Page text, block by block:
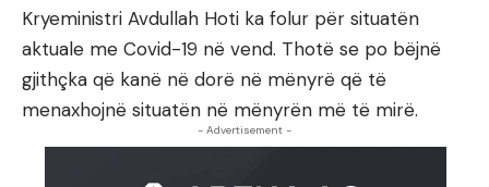
Kryeministri Avdullah Hoti ka folur për situatën
aktuale me Covid-19 në vend. Thotë se po bëjnë
gjithçka që kanë në dorë në mënyrë që të
menaxhojnë situatën në mënyrën më të mirë.
- Advertisement -